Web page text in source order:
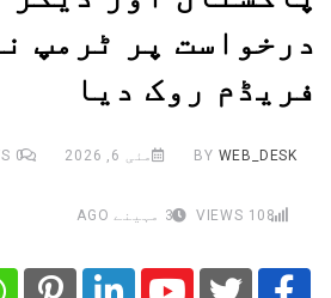
درخواست پر ٹرمپ
فریڈم روک دیا
BY WEB_DESK مئی 6, 2026 0
108 3 مہینے AGO